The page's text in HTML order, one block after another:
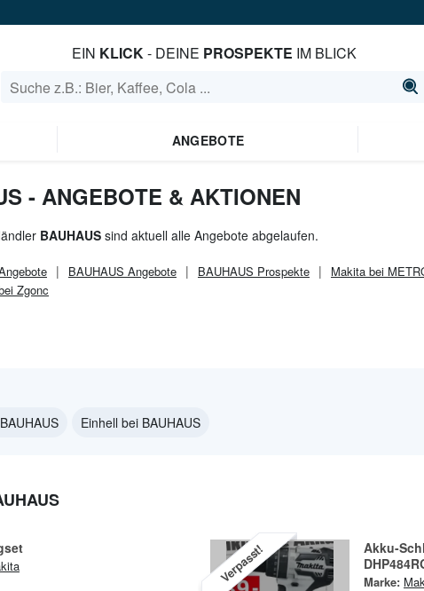
EIN KLICK- DEINE PROSPEKTE IM BLICK
ANGEBOTE
- ANGEBOTE & AKTIONEN
BAUHAUS sind aktuell alle Angebote abgelaufen.
BAUHAUS Angebote BAUHAUS Prospekte Makita bei
Zgonc
Einhell bei BAUHAUS
Verpasst!
Akku-
Marke: